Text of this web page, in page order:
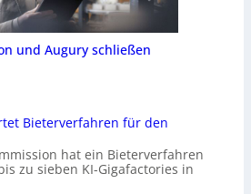
und Augury schließen
Bieterverfahren für den
hat ein Bieterverfahren
zu sieben KI-Gigafactories in